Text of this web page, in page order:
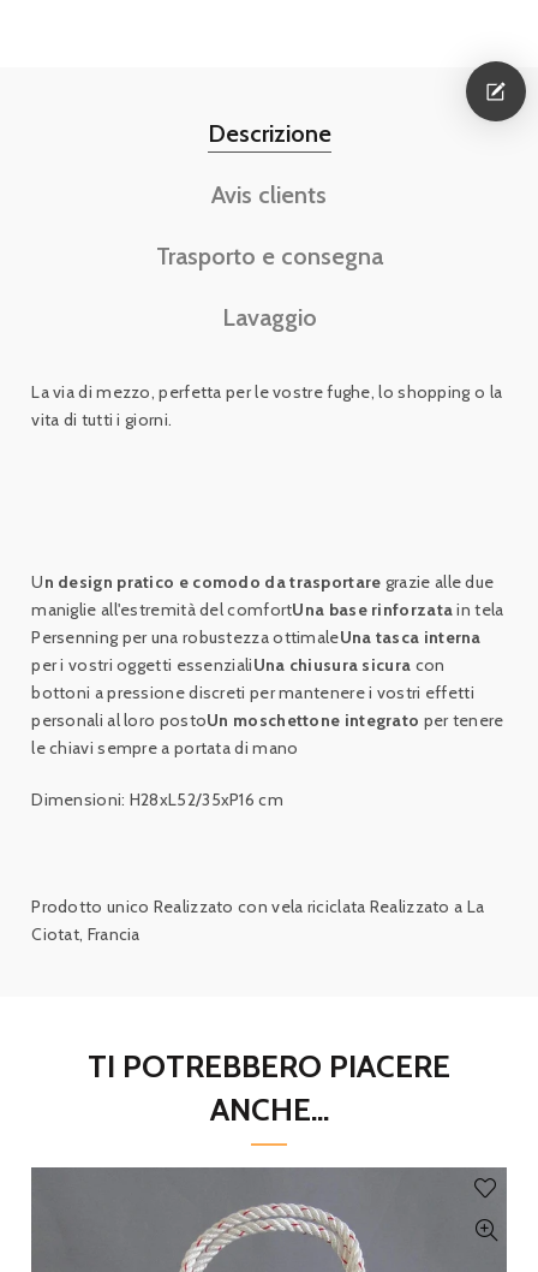
Descrizione
Avis clients
Trasporto e consegna
Lavaggio
La via di mezzo, perfetta per le vostre fughe, lo shopping o la
vita di tutti i giorni.
Un design pratico e comodo da trasportare grazie alle due
maniglie all'estremità del comfortUna base rinforzatain tela
Persenning per una robustezza ottimaleUna tasca interna
per i vostri oggetti essenzialiUna chiusura sicura con
bottoni a pressione discreti per mantenere i vostri effetti
personali al loro postoUn moschettone integrato per tenere
le chiavi sempre a portata di mano
Dimensioni: H28xL52/35xP16 cm
Prodotto unico Realizzato con vela riciclata Realizzato a La
Ciotat, Francia
TI POTREBBERO PIACERE
ANCHE...